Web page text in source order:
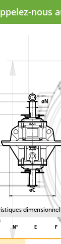
nous
øC
øN
N° E F